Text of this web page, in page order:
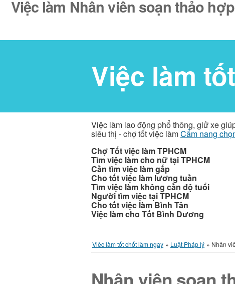
Việc làm Nhân viên soạn thảo
Việc làm
Việc làm lao động phổ thông, giử xe
siêu thị - chợ tốt việc làmCẩm nang
Chợ Tốt việc làm TPHCM
Tìm việc làm cho nữ tại TPHCM
Cần tìm việc làm gấp
Cho tốt việc làm lương tuần
Tìm việc làm không cần độ tuổi
Người tìm việc tại TPHCM
Cho tốt việc làm Bình Tân
Việc làm cho Tốt Bình Dương
Việc làm tốt chốt làm ngay » Luật Pháp lý » Nhân